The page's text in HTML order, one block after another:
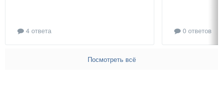
4 ответа 0 ответов
Посмотреть всё